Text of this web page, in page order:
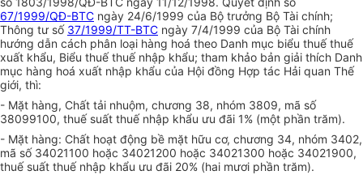
67/1999/QĐ-BTC ngày 24/6/1999 của Bộ trưởng Bộ Tài chính;
Thông tư số 37/1999/TT-BTC ngày 7/4/1999 của Bộ Tài chính
hướng dẫn cách phân loại hàng hoá theo Danh mục biểu thuế thuế
xuất khẩu, Biểu thuế thuế nhập khẩu; tham khảo bản giải thích Danh
mục hàng hoá xuất nhập khẩu của Hội đồng Hợp tác Hải quan Thế
giới, thì:
- Mặt hàng, Chất tải nhuộm, chương 38, nhóm 3809, mã số
38099100, thuế suất thuế nhập khẩu ưu đãi 1% (một phần trăm).
- Mặt hàng: Chất hoạt động bề mặt hữu cơ, chương 34, nhóm 3402,
mã số 34021100 hoặc 34021200 hoặc 34021300 hoặc 34021900,
thuế suất thuế nhập khẩu ưu đãi 20% (hai mươi phần trăm).